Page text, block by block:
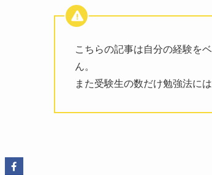
こちらの記事は自分の経験を
ん。
また受験生の数だけ勉強法に